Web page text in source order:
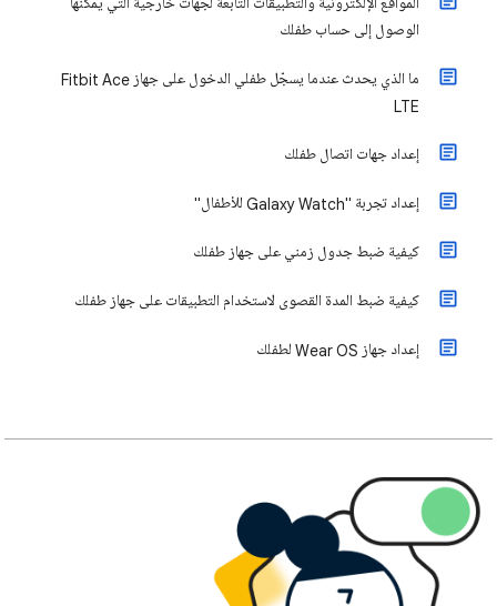
الوصول إلى حساب طفلك
ما الذي يحدث عندما يسجّل طفلي الدخول على جهاز Fitbit Ace
LTE
إعداد جهات اتصال طفلك
إعداد تجربة "Galaxy Watch للأطفال"
كيفية ضبط جدول زمني على جهاز طفلك
كيفية ضبط المدة القصوى لاستخدام التطبيقات على جهاز طفلك
إعداد جهاز Wear OS لطفلك